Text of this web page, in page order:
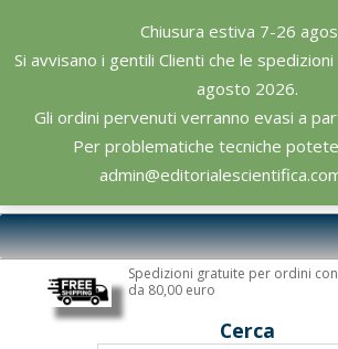
Chiusura estiva 7-26
Si avvisano i gentili Clienti che le
agosto 2026.
Gli ordini pervenuti verranno evasi a
Per problematiche tecniche
content
Editoriale
Scientifica
Primary
Navigation
Spedizioni gratuite per ordini
da 80,00 euro
Cerca